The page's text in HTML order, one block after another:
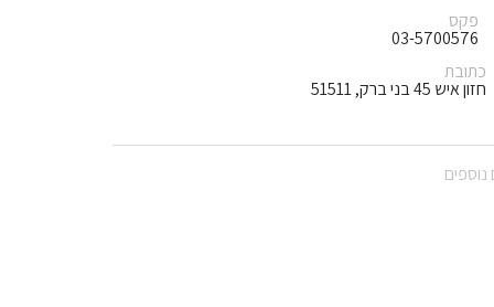
פקס
03-5700576
כתובת
חזון איש 45 בני ברק, 51511